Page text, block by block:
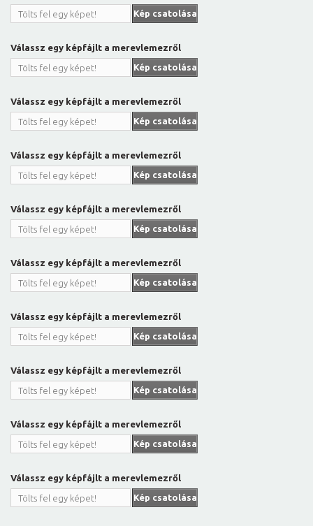
Tölts fel egy képet! Kép csatolása
Válassz egy képfájlt a merevlemezről
Tölts fel egy képet! Kép csatolása
Válassz egy képfájlt a merevlemezről
Tölts fel egy képet! Kép csatolása
Válassz egy képfájlt a merevlemezről
Tölts fel egy képet! Kép csatolása
Válassz egy képfájlt a merevlemezről
Tölts fel egy képet! Kép csatolása
Válassz egy képfájlt a merevlemezről
Tölts fel egy képet! Kép csatolása
Válassz egy képfájlt a merevlemezről
Tölts fel egy képet! Kép csatolása
Válassz egy képfájlt a merevlemezről
Tölts fel egy képet! Kép csatolása
Válassz egy képfájlt a merevlemezről
Tölts fel egy képet! Kép csatolása
Válassz egy képfájlt a merevlemezről
Tölts fel egy képet! Kép csatolása